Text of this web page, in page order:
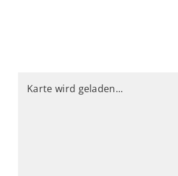
Karte wird geladen...